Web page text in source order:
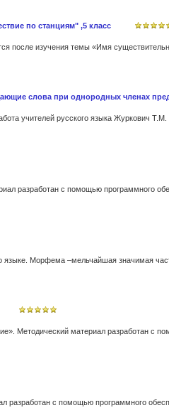
по станциям" ,5 класс
слова при однородных членах